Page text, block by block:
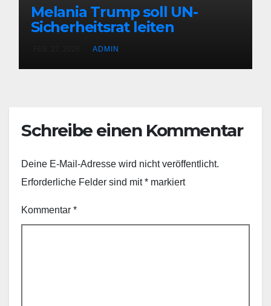
Melania Trump soll UN-
Sicherheitsrat leiten
ADMIN
Schreibe einen Kommentar
Deine E-Mail-Adresse wird nicht veröffentlicht.
Erforderliche Felder sind mit* markiert
Kommentar *